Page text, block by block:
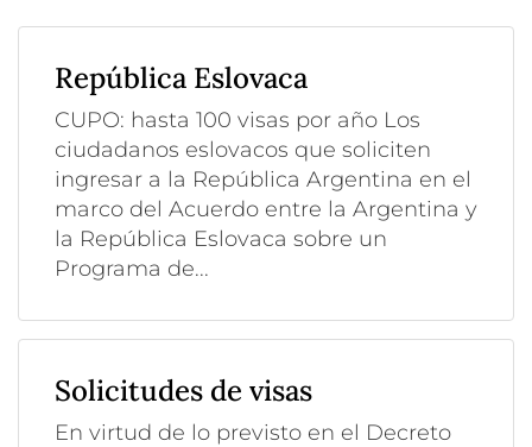
República Eslovaca
CUPO: hasta 100 visas por año Los
ciudadanos eslovacos que soliciten
ingresar a la República Argentina en el
marco del Acuerdo entre la Argentina y
la República Eslovaca sobre un
Programa de...
Solicitudes de visas
En virtud de lo previsto en el Decreto